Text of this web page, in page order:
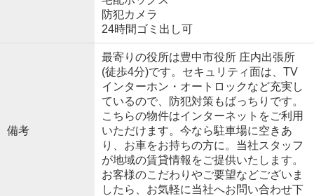
防犯カメラ
24時間ゴミ出し可
備考
最寄りの役所は豊中市役所 庄内出張所
(徒歩4分)です。セキュリティ面は、TV
インターホン・オートロックなど充実し
ているので、防犯対策もばっちりです。
こちらの物件はインターネットをご利用
いただけます。今なら駐車場に空きあ
り、お車をお持ちの方に。当社スタッフ
が地域の賃貸情報をご提供いたします。
お客様のこだわりやご要望などございま
したら、お気軽に当社へお問い合わせ下